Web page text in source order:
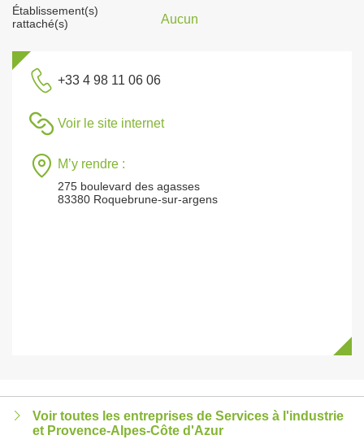
Établissement(s)
rattaché(s)
Aucun
+33 4 98 11 06 06
Voir le site internet
M’y rendre :
275 boulevard des agasses
83380 Roquebrune-sur-argens
Voir toutes les entreprises de Services à l'industrie
et Provence-Alpes-Côte d'Azur